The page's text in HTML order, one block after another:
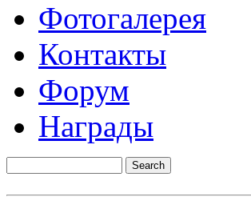
Фотогалерея
Контакты
Форум
Награды